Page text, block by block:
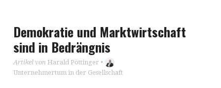
Demokratie und Marktwirtschaft
sind in Bedrängnis
Artikel von Harald Pöttinger •
Unternehmertum in der Gesellschaft